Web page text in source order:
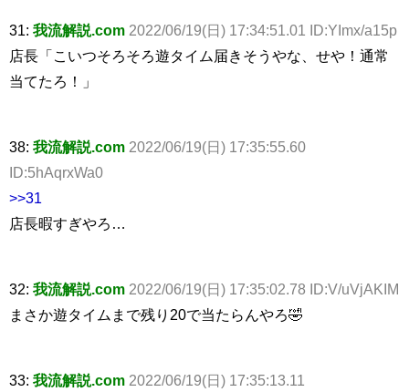
31: 我流解説.com 2022/06/19(日) 17:34:51.01 ID:YImx/a15p
店長「こいつそろそろ遊タイム届きそうやな、せや！通常
当てたろ！」
38: 我流解説.com 2022/06/19(日) 17:35:55.60
ID:5hAqrxWa0
>>31
店長暇すぎやろ…
32: 我流解説.com 2022/06/19(日) 17:35:02.78 ID:V/uVjAKIM
まさか遊タイムまで残り20で当たらんやろ🤣
33: 我流解説.com 2022/06/19(日) 17:35:13.11